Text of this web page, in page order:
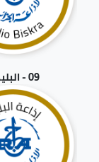
09 - البليدة